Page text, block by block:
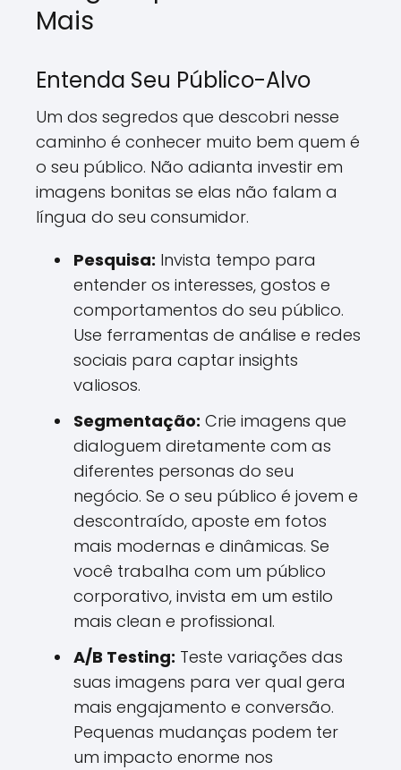
Mais
Entenda Seu Público-Alvo
Um dos segredos que descobri nesse
caminho é conhecer muito bem quem é
o seu público. Não adianta investir em
imagens bonitas se elas não falam a
língua do seu consumidor.
Pesquisa: Invista tempo para
entender os interesses, gostos e
comportamentos do seu público.
Use ferramentas de análise e redes
sociais para captar insights
valiosos.
Segmentação: Crie imagens que
dialoguem diretamente com as
diferentes personas do seu
negócio. Se o seu público é jovem e
descontraído, aposte em fotos
mais modernas e dinâmicas. Se
você trabalha com um público
corporativo, invista em um estilo
mais clean e profissional.
A/B Testing: Teste variações das
suas imagens para ver qual gera
mais engajamento e conversão.
Pequenas mudanças podem ter
um impacto enorme nos